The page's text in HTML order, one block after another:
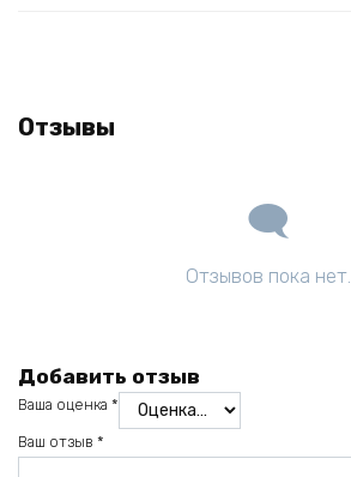
Отзывы
Отзывов пока нет.
Добавить отзыв
Ваша оценка *
Ваш отзыв *